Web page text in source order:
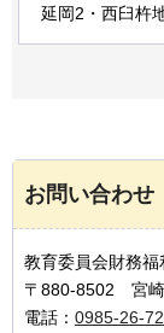
延岡2・西臼杵
お問い合わせ
教育委員会財務福
〒880-8502 宮崎
電話： 0985-26-